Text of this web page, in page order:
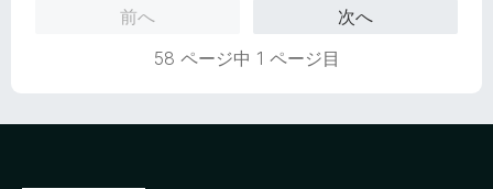
前へ
次へ
58 ページ中 1 ページ目